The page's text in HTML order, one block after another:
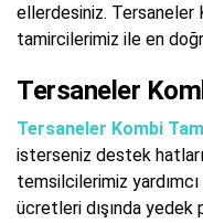
ellerdesiniz. Tersaneler
tamircilerimiz ile en
Tersaneler
Tersaneler Kombi
isterseniz destek
temsilcilerimiz
ücretleri dışında yedek